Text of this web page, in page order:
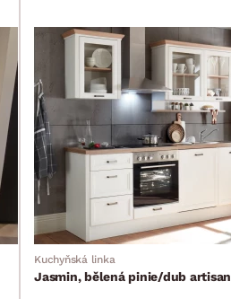
Kuchyňská linka
Jasmin, bělená pinie/dub artisan